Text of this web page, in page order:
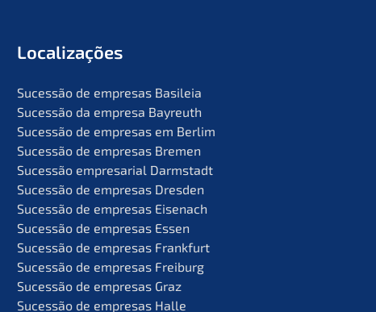
Locali­za­ções
Suces­são de empre­sas Basileia
Suces­são da empre­sa Bayreuth
Suces­são de empre­sas em Berlim
Suces­são de empre­sas Bremen
Suces­são empre­sa­ri­al Darmstadt
Suces­são de empre­sas Dresden
Suces­são de empre­sas Eisenach
Suces­são de empre­sas Essen
Suces­são de empre­sas Frankfurt
Suces­são de empre­sas Freiburg
Suces­são de empre­sas Graz
Suces­são de empre­sas Halle